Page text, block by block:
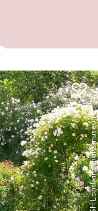
Uhr © SH Landwirtschaftsmuseum